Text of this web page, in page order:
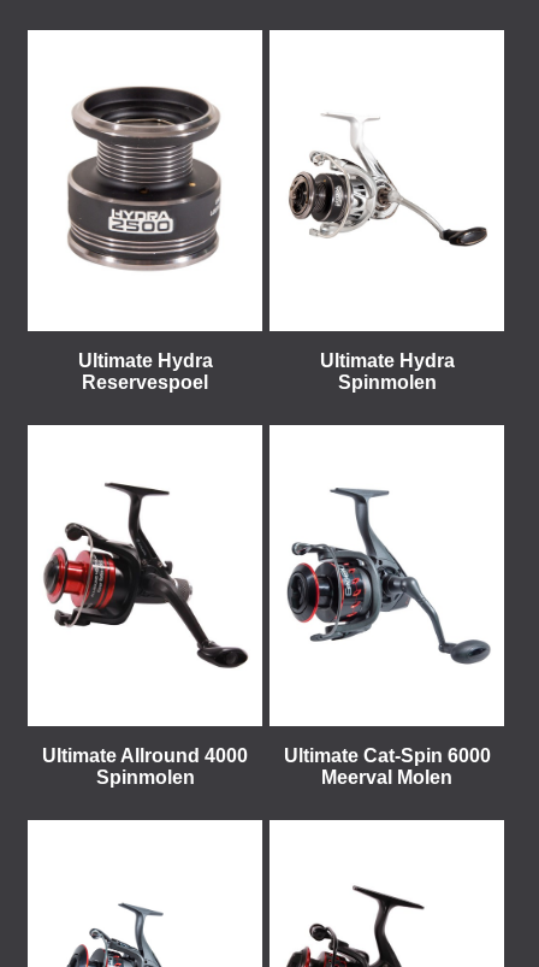
Ultimate Hydra
Reservespoel
Ultimate Hydra
Spinmolen
Ultimate Allround 4000
Spinmolen
Ultimate Cat-Spin 6000
Meerval Molen